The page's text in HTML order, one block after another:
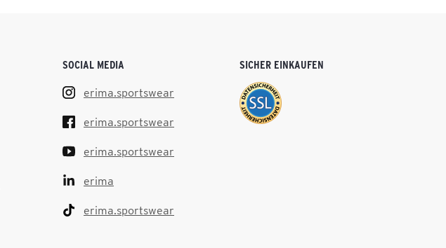
SOCIAL MEDIA
erima.sportswear
erima.sportswear
erima.sportswear
erima
erima.sportswear
SICHER EINKAUFEN